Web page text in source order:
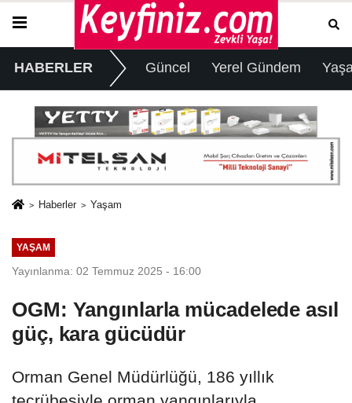
HABERLER Güncel Yerel Gündem
Haberler Yaşam
YAŞAM
Yayınlanma: 02 Temmuz 2025 - 16:00
OGM: Yangınlarla mücadelede asıl
güç, kara gücüdür
Orman Genel Müdürlüğü, 186 yıllık